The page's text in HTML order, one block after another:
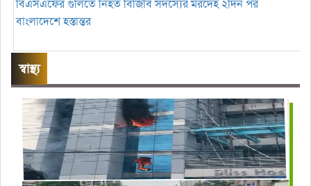
বিএসএফের গুলিতে নিহত বিজিবি সদস্যের মরদেহ ২দিন পর
বাংলাদেশে হস্তান্তর
স্বাস্থ্য